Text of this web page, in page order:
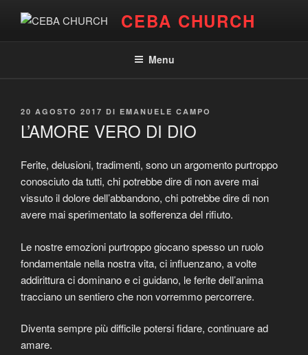
contenuto
CEBA CHURCH
Menu
PUBBLICATO
20 AGOSTO 2017 DI EMANUELE CAMPO
L’AMORE VERO DI DIO
Ferite, delusioni, tradimenti, sono un argomento purtroppo
conosciuto da tutti, chi potrebbe dire di non avere mai
vissuto il dolore dell’abbandono, chi potrebbe dire di non
avere mai sperimentato la sofferenza del rifiuto.
Le nostre emozioni purtroppo giocano spesso un ruolo
fondamentale nella nostra vita, ci influenzano, a volte
addirittura ci dominano e ci guidano, le ferite dell’anima
tracciano un sentiero che non vorremmo percorrere.
Diventa sempre più difficile potersi fidare, continuare ad
amare.